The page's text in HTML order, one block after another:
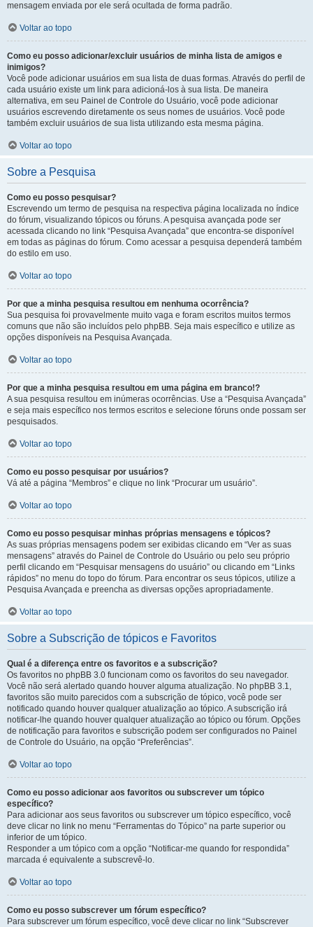
mensagem enviada por ele será ocultada de forma padrão.
Voltar ao topo
Como eu posso adicionar/excluir usuários de minha lista de amigos e
inimigos?
Você pode adicionar usuários em sua lista de duas formas. Através do perfil de
cada usuário existe um link para adicioná-los à sua lista. De maneira
alternativa, em seu Painel de Controle do Usuário, você pode adicionar
usuários escrevendo diretamente os seus nomes de usuários. Você pode
também excluir usuários de sua lista utilizando esta mesma página.
Voltar ao topo
Sobre a Pesquisa
Como eu posso pesquisar?
Escrevendo um termo de pesquisa na respectiva página localizada no índice
do fórum, visualizando tópicos ou fóruns. A pesquisa avançada pode ser
acessada clicando no link “Pesquisa Avançada” que encontra-se disponível
em todas as páginas do fórum. Como acessar a pesquisa dependerá também
do estilo em uso.
Voltar ao topo
Por que a minha pesquisa resultou em nenhuma ocorrência?
Sua pesquisa foi provavelmente muito vaga e foram escritos muitos termos
comuns que não são incluídos pelo phpBB. Seja mais específico e utilize as
opções disponíveis na Pesquisa Avançada.
Voltar ao topo
Por que a minha pesquisa resultou em uma página em branco!?
A sua pesquisa resultou em inúmeras ocorrências. Use a “Pesquisa Avançada”
e seja mais específico nos termos escritos e selecione fóruns onde possam ser
pesquisados.
Voltar ao topo
Como eu posso pesquisar por usuários?
Vá até a página “Membros” e clique no link “Procurar um usuário”.
Voltar ao topo
Como eu posso pesquisar minhas próprias mensagens e tópicos?
As suas próprias mensagens podem ser exibidas clicando em “Ver as suas
mensagens” através do Painel de Controle do Usuário ou pelo seu próprio
perfil clicando em “Pesquisar mensagens do usuário” ou clicando em “Links
rápidos” no menu do topo do fórum. Para encontrar os seus tópicos, utilize a
Pesquisa Avançada e preencha as diversas opções apropriadamente.
Voltar ao topo
Sobre a Subscrição de tópicos e Favoritos
Qual é a diferença entre os favoritos e a subscrição?
Os favoritos no phpBB 3.0 funcionam como os favoritos do seu navegador.
Você não será alertado quando houver alguma atualização. No phpBB 3.1,
favoritos são muito parecidos com a subscrição de tópico, você pode ser
notificado quando houver qualquer atualização ao tópico. A subscrição irá
notificar-lhe quando houver qualquer atualização ao tópico ou fórum. Opções
de notificação para favoritos e subscrição podem ser configurados no Painel
de Controle do Usuário, na opção “Preferências”.
Voltar ao topo
Como eu posso adicionar aos favoritos ou subscrever um tópico
específico?
Para adicionar aos seus favoritos ou subscrever um tópico específico, você
deve clicar no link no menu “Ferramentas do Tópico” na parte superior ou
inferior de um tópico.
Responder a um tópico com a opção “Notificar-me quando for respondida”
marcada é equivalente a subscrevê-lo.
Voltar ao topo
Como eu posso subscrever um fórum específico?
Para subscrever um fórum específico, você deve clicar no link “Subscrever